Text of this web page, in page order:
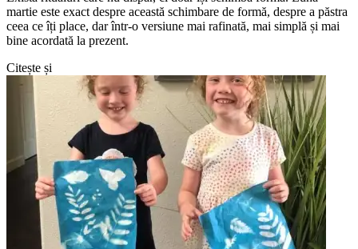
martie este exact despre această schimbare de formă, despre a păstra
ceea ce îți place, dar într-o versiune mai rafinată, mai simplă și mai
bine acordată la prezent.
Citește și